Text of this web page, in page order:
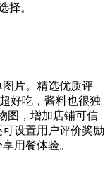
择。​
片。精选优质评
好吃，酱料也很独
图，增加店铺可信
设置用户评价奖励
用餐体验。​